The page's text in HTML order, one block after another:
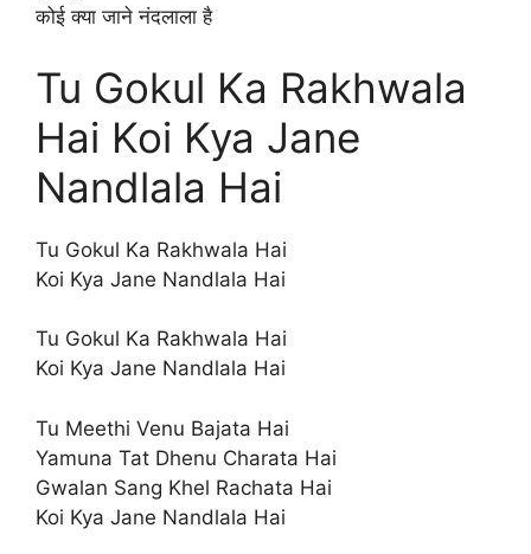
कोई क्या जाने नंदलाला है
Tu Gokul Ka Rakhwala
Hai Koi Kya Jane
Nandlala Hai
Tu Gokul Ka Rakhwala Hai
Koi Kya Jane Nandlala Hai
Tu Gokul Ka Rakhwala Hai
Koi Kya Jane Nandlala Hai
Tu Meethi Venu Bajata Hai
Yamuna Tat Dhenu Charata Hai
Gwalan Sang Khel Rachata Hai
Koi Kya Jane Nandlala Hai